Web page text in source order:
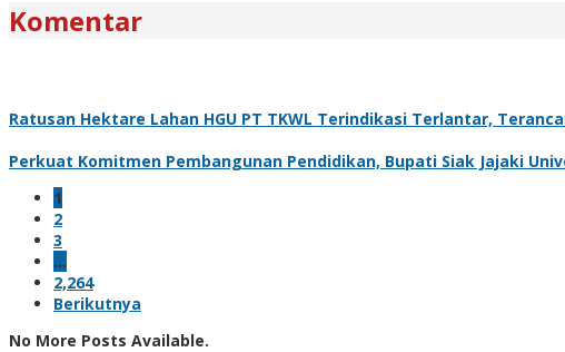
Komentar
Ratusan Hektare Lahan HGU PT TKWL Terindikasi Terlantar,
Perkuat Komitmen Pembangunan Pendidikan, Bupati Siak Jajaki
1
2
3
…
2,264
Berikutnya
No More Posts Available.